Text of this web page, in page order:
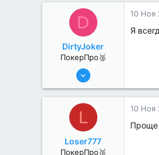
0
D
DirtyJoker
ПокерПро🥈
13 Июн 2022
1
10 Ноя
Я
L
Loser777
ПокерПро🥈
10 Ноя
Проще